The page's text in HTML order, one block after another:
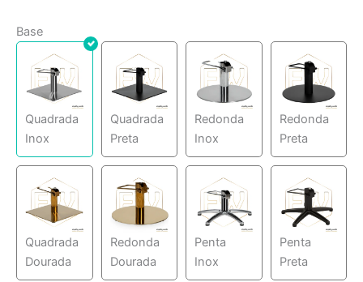
Base
Quadrada
Inox
Quadrada
Preta
Redonda
Inox
Redonda
Preta
Quadrada
Dourada
Redonda
Dourada
Penta
Inox
Penta
Preta